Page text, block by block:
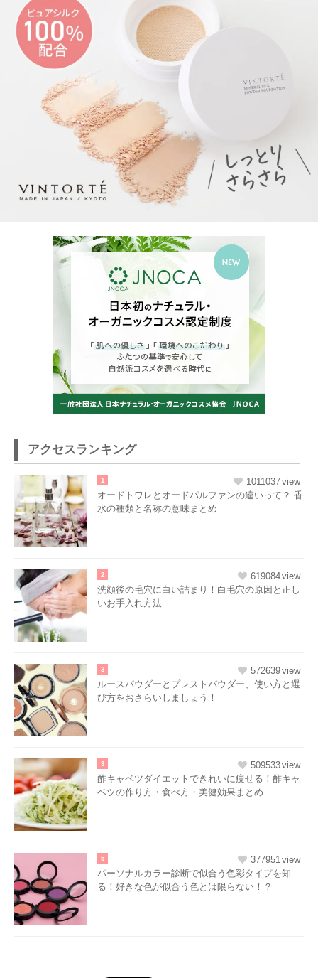
アクセスランキング
1
1011037
オードトワレとオードパルファンの違いって？ 香
水の種類と名称の意味まとめ
2
619084
洗顔後の毛穴に白い詰まり！白毛穴の原因と正し
いお手入れ方法
3
572639
ルースパウダーとプレストパウダー、使い方と選
び方をおさらいしましょう！
3
509533
酢キャベツダイエットできれいに痩せる！酢キャ
ベツの作り方・食べ方・美健効果まとめ
5
377951
パーソナルカラー診断で似合う色彩タイプを知
る！好きな色が似合う色とは限らない！？